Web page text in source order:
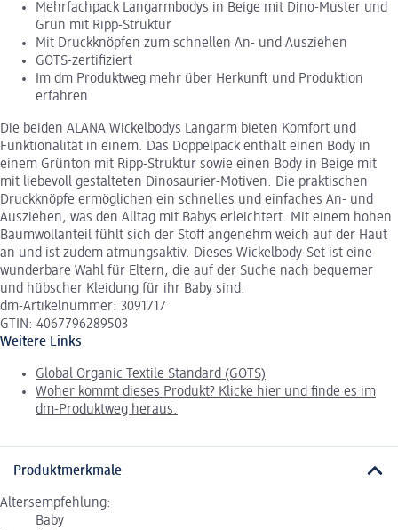
Mehrfachpack Langarmbodys in Beige mit Dino-Muster und
Grün mit Ripp-Struktur
Mit Druckknöpfen zum schnellen An- und Ausziehen
GOTS-zertifiziert
Im dm Produktweg mehr über Herkunft und Produktion
erfahren
Die beiden ALANA Wickelbodys Langarm bieten Komfort und
Funktionalität in einem. Das Doppelpack enthält einen Body in
einem Grünton mit Ripp-Struktur sowie einen Body in Beige mit
mit liebevoll gestalteten Dinosaurier-Motiven. Die praktischen
Druckknöpfe ermöglichen ein schnelles und einfaches An- und
Ausziehen, was den Alltag mit Babys erleichtert. Mit einem hohen
Baumwollanteil fühlt sich der Stoff angenehm weich auf der Haut
an und ist zudem atmungsaktiv. Dieses Wickelbody-Set ist eine
wunderbare Wahl für Eltern, die auf der Suche nach bequemer
und hübscher Kleidung für ihr Baby sind.
dm-Artikelnummer: 3091717
GTIN: 4067796289503
Weitere Links
Global Organic Textile Standard (GOTS)
Woher kommt dieses Produkt? Klicke hier und finde es im
dm-Produktweg heraus.
Produktmerkmale
Altersempfehlung:
Baby